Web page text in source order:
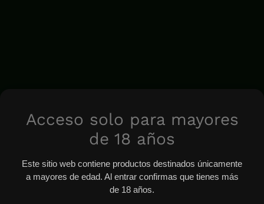
Acceso solo para mayores
de 18 años
Este sitio web contiene productos destinados únicamente
a mayores de edad. Al entrar confirmas que tienes más
de 18 años.